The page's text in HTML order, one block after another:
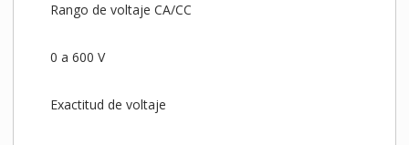
Rango de voltaje CA/CC
0 a 600 V
Exactitud de voltaje